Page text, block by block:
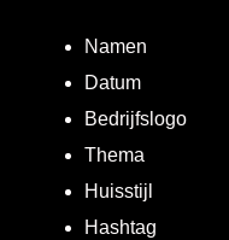
Namen
Datum
Bedrijfslogo
Thema
Huisstijl
Hashtag